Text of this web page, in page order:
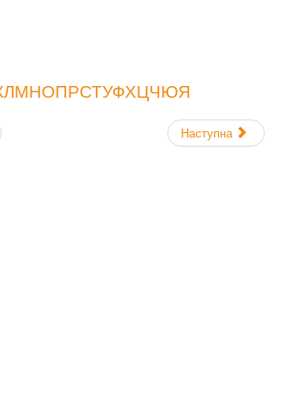
ЛМНОПРСТУФХЦЧЮЯ
Наступна